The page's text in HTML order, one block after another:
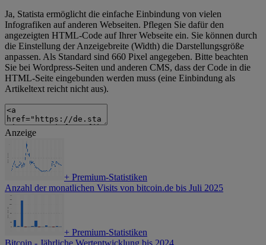
Ja, Statista ermöglicht die einfache Einbindung von vielen
Infografiken auf anderen Webseiten. Pflegen Sie dafür den
angezeigten HTML-Code auf Ihrer Webseite ein. Sie können durch
die Einstellung der Anzeigebreite (Width) die Darstellungsgröße
anpassen. Als Standard sind 660 Pixel angegeben. Bitte beachten
Sie bei Wordpress-Seiten und anderen CMS, dass der Code in die
HTML-Seite eingebunden werden muss (eine Einbindung als
Artikeltext reicht nicht aus).
Anzeige
+ Premium-Statistiken
Anzahl der monatlichen Visits von bitcoin.de bis Juli 2025
+ Premium-Statistiken